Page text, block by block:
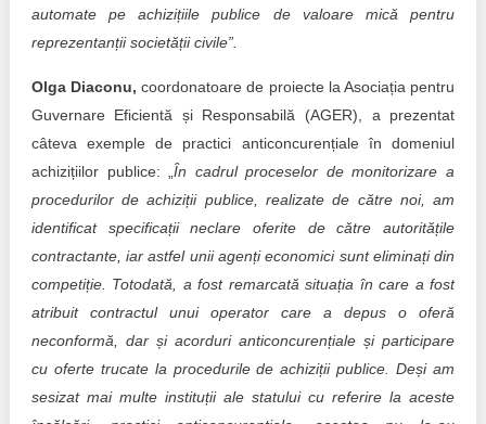
automate pe achizițiile publice de valoare mică pentru
reprezentanții societății civile”.
Olga Diaconu,coordonatoare de proiecte la Asociația pentru
Guvernare Eficientă și Responsabilă (AGER), a prezentat
câteva exemple de practici anticoncurențiale în domeniul
achizițiilor publice: „În cadrul proceselor de monitorizare a
procedurilor de achiziții publice, realizate de către noi, am
identificat specificații neclare oferite de către autoritățile
contractante, iar astfel unii agenți economici sunt eliminați din
competiție. Totodată, a fost remarcată situația în care a fost
atribuit contractul unui operator care a depus o oferă
neconformă, dar și acorduri anticoncurențiale și participare
cu oferte trucate la procedurile de achiziții publice. Deși am
sesizat mai multe instituții ale statului cu referire la aceste